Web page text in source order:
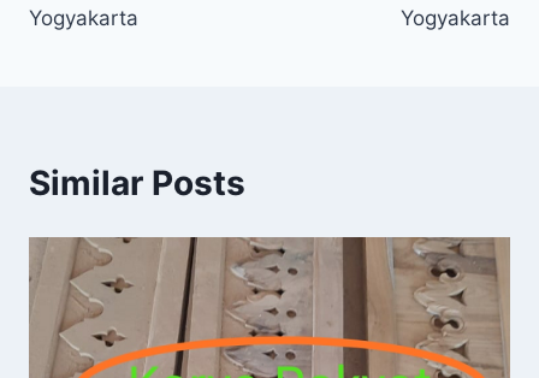
Yogyakarta
Yogyakarta
Similar Posts